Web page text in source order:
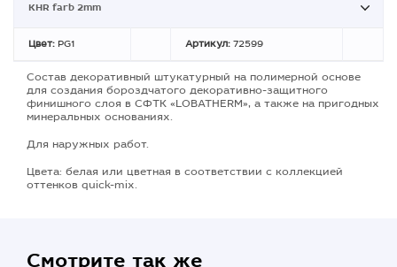
KHR farb 2mm
Цвет: PG1 Артикул: 72599
Состав декоративный штукатурный на полимерной основе
для создания бороздчатого декоративно-защитного
финишного слоя в СФТК «LOBATHERM», а также на пригодных
минеральных основаниях.
Для наружных работ.
Цвета: белая или цветная в соответствии с коллекцией
оттенков quick-mix.
Смотрите так же